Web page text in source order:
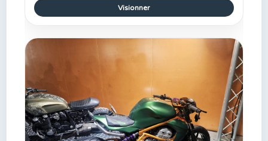
Visionner